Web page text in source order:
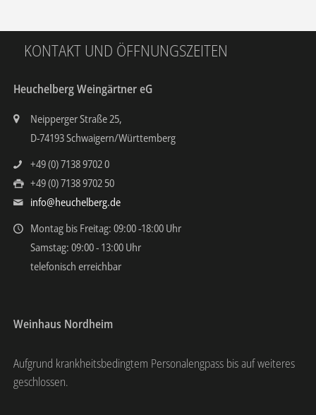
KONTAKT UND ÖFFNUNGSZEITEN
Heuchelberg Weingärtner eG
Neipperger Straße 25,
D-74193 Schwaigern/Württemberg
+49 (0) 7138 9702 0
+49 (0) 7138 9702 50
info@heuchelberg.de
Montag bis Freitag: 09:00 -18:00 Uhr
Samstag: 09:00 - 13:00 Uhr
telefonisch erreichbar
Weinhaus Nordheim
Aufgrund krankheitsbedingtem Personalengpass bis auf weiteres
geschlossen.